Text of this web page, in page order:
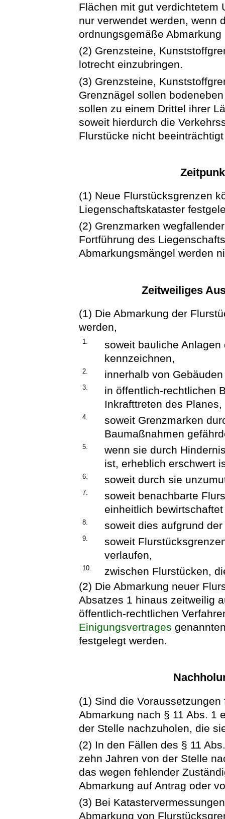
Flächen mit gut verdichtetem
nur verwendet werden, wenn
ordnungsgemäße
(2) Grenzsteine,
lotrecht einzubringen.
(3) Grenzsteine,
Grenznägel sollen
sollen zu einem Drittel ihrer
soweit hierdurch die
Flurstücke nicht
(1) Neue Flurstücksgrenzen
Liegenschaftskataster
(2) Grenzmarken
Fortführung des
Abmarkungsmängel werden
Zeitweiliges
(1) Die Abmarkung der
werden,
1.
soweit bauliche
kennzeichnen,
2. innerhalb von
3.
in öffentlich-rechtlichen
Inkrafttreten des Planes,
4.
soweit Grenzmarken
Baumaßnahmen
5.
wenn sie durch
ist, erheblich erschwert
6. soweit durch sie
7.
soweit benachbarte
einheitlich
8. soweit dies aufgrund
9.
soweit
verlaufen,
10.
zwischen Flurstücken,
(2) Die Abmarkung neuer
Absatzes 1 hinaus zeitweilig
öffentlich-rechtlichen
Einigungsvertrages
festgelegt werden.
(1) Sind die
Abmarkung nach § 11 Abs. 1
der Stelle nachzuholen, die
(2) In den Fällen des § 11
zehn Jahren von der Stelle
das wegen fehlender
Abmarkung auf Antrag oder
(3) Bei
Abmarkung von